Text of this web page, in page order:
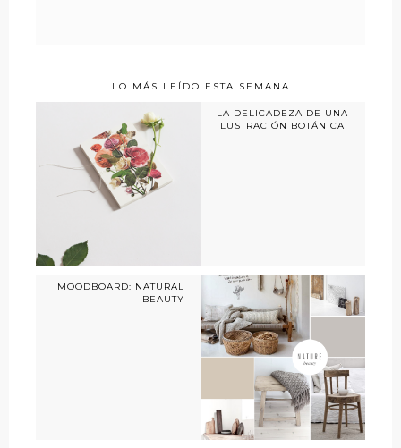
LO MÁS LEÍDO ESTA SEMANA
LA DELICADEZA DE UNA
ILUSTRACIÓN BOTÁNICA
MOODBOARD: NATURAL
BEAUTY